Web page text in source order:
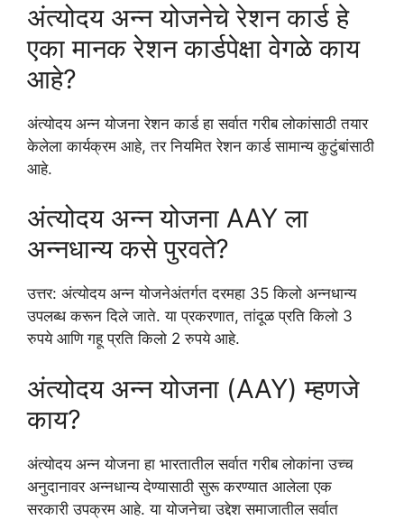
अंत्योदय अन्न योजनेचे रेशन कार्ड हे
एका मानक रेशन कार्डपेक्षा वेगळे काय
आहे?
अंत्योदय अन्न योजना रेशन कार्ड हा सर्वात गरीब लोकांसाठी तयार
केलेला कार्यक्रम आहे, तर नियमित रेशन कार्ड सामान्य कुटुंबांसाठी
आहे.
अंत्योदय अन्न योजना AAY ला
अन्नधान्य कसे पुरवते?
उत्तर: अंत्योदय अन्न योजनेअंतर्गत दरमहा 35 किलो अन्नधान्य
उपलब्ध करून दिले जाते. या प्रकरणात, तांदूळ प्रति किलो 3
रुपये आणि गहू प्रति किलो 2 रुपये आहे.
अंत्योदय अन्न योजना (AAY) म्हणजे
काय?
अंत्योदय अन्न योजना हा भारतातील सर्वात गरीब लोकांना उच्च
अनुदानावर अन्नधान्य देण्यासाठी सुरू करण्यात आलेला एक
सरकारी उपक्रम आहे. या योजनेचा उद्देश समाजातील सर्वात